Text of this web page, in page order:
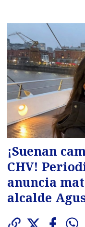
¡Suenan
CHV!
anuncia
alcalde